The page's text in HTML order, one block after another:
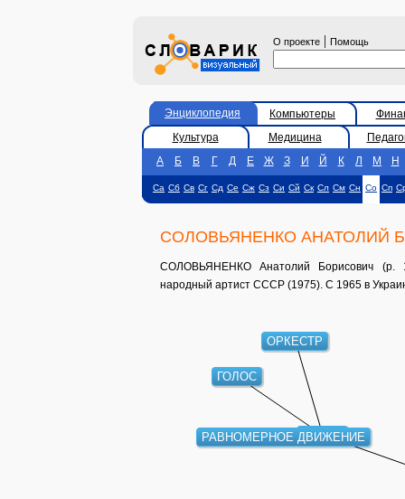
О проекте | Помощь
Энциклопедия Компьютеры
Культура
Медицина
А
Б В Г Д Е Ж З И Й К Л М Н
Са Сб Св Сг Сд Се Сж Сз Си Сй Ск Сл См Сн Со Сп
СОЛОВЬЯНЕНКО АНАТОЛИЙ
СОЛОВЬЯНЕНКО Анатолий Борисович (р.
народный артист СССР (1975). С 1965 в
ТЕНОР
РАВНОМЕРНОЕ ДВИЖЕНИЕ
ГОЛОС
ОРКЕСТР